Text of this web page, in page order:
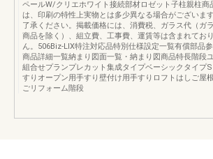
ペールW/クリエホワイト接続部材ロゼット子柱親柱商
は、印刷の特性上実物とは多少異なる場合がございま
了承ください。掲載価格には、消費税、ガラス代（ガ
商品を除く）、組立費、工事費、運賃等は含まれてお
ん。506Biz-LIX特注対応品特別仕様設定一覧有償部品参
商品詳細一覧納まり図面一覧・納まり図商品特長階段
組合せプランプレカット集成タイプベーシックタイプ
すりオープン用手すり壁付け用手すりロフトはしご屋
ごリフォーム階段